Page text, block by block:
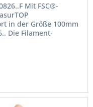
Mit FSC®-
in der Größe 100mm
Die Filament-